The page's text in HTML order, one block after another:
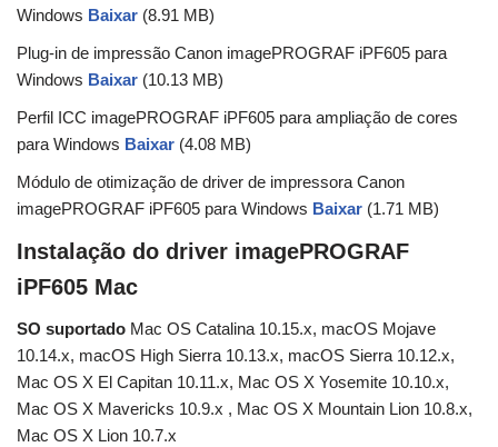
Windows Baixar (8.91 MB)
Plug-in de impressão Canon imagePROGRAF iPF605 para
Windows Baixar (10.13 MB)
Perfil ICC imagePROGRAF iPF605 para ampliação de cores
para Windows Baixar (4.08 MB)
Módulo de otimização de driver de impressora Canon
imagePROGRAF iPF605 para Windows Baixar (1.71 MB)
Instalação do driver imagePROGRAF
iPF605 Mac
SO suportado Mac OS Catalina 10.15.x, macOS Mojave
10.14.x, macOS High Sierra 10.13.x, macOS Sierra 10.12.x,
Mac OS X El Capitan 10.11.x, Mac OS X Yosemite 10.10.x,
Mac OS X Mavericks 10.9.x , Mac OS X Mountain Lion 10.8.x,
Mac OS X Lion 10.7.x